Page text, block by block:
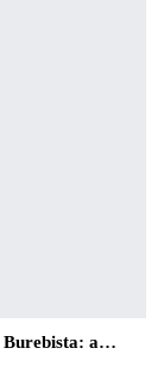
Burebista: a…